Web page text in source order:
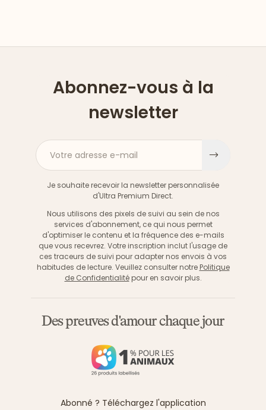
Abonnez-vous à la
newsletter
Votre adresse e-mail
Je souhaite recevoir la newsletter personnalisée
d'Ultra Premium Direct.
Nous utilisons des pixels de suivi au sein de nos
services d'abonnement, ce qui nous permet
d'optimiser le contenu et la fréquence des e-mails
que vous recevrez. Votre inscription inclut l'usage de
ces traceurs de suivi pour adapter nos envois à vos
habitudes de lecture. Veuillez consulter notre Politique
de Confidentialitépour en savoir plus.
Des preuves d'amour chaque jour
Abonné ? Téléchargez l'application